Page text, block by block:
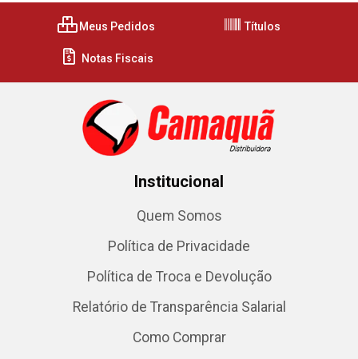
Meus Pedidos Títulos
Notas Fiscais
Institucional
Quem Somos
Política de Privacidade
Política de Troca e Devolução
Relatório de Transparência Salarial
Como Comprar